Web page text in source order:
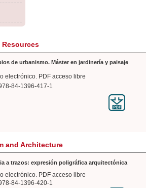
de urbanismo. Máster en jardinería y paisaje
electrónico. PDF acceso libre
84-1396-417-1
and Architecture
a trazos: expresión poligráfica arquitectónica
electrónico. PDF acceso libre
84-1396-420-1